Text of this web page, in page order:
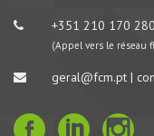
+351 210 170 280
(Appel vers le réseau
geral@fcm.pt |